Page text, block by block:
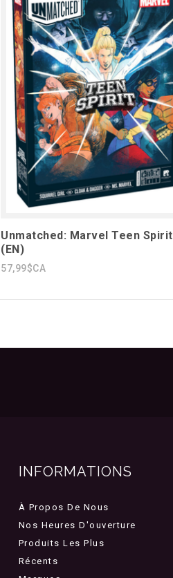
Unmatched: Marvel Teen Spirit
(EN)
57,99$CA
INFORMATIONS
À Propos De Nous
Nos Heures D'ouverture
Produits Les Plus
Récents